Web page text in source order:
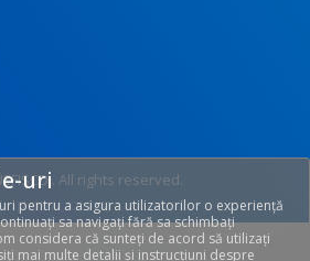
All rights reserved.
[T: 0.271, O: 113]
uri
pentru a asigura utilizatorilor o experiență
sa navigați fără sa schimbați
considera că sunteți de acord să utilizați
mai multe detalii și instrucțiuni despre